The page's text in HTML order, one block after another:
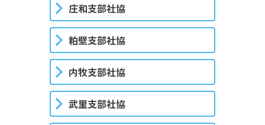
庄和支部社協
粕壁支部社協
内牧支部社協
武里支部社協